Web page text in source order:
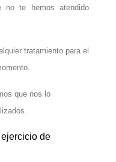
no te hemos atendido
tratamiento para el
que nos lo
de